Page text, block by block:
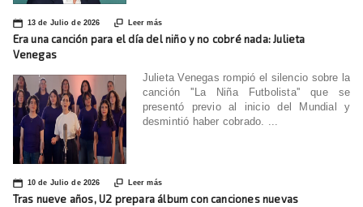
📅 13 de Julio de 2026  Leer más
Era una canción para el día del niño y no cobré nada: Julieta
Venegas
Julieta Venegas rompió el silencio sobre la
canción ''La Niña Futbolista'' que se
presentó previo al inicio del Mundial y
desmintió haber cobrado. ...
📅 10 de Julio de 2026  Leer más
Tras nueve años, U2 prepara álbum con canciones nuevas